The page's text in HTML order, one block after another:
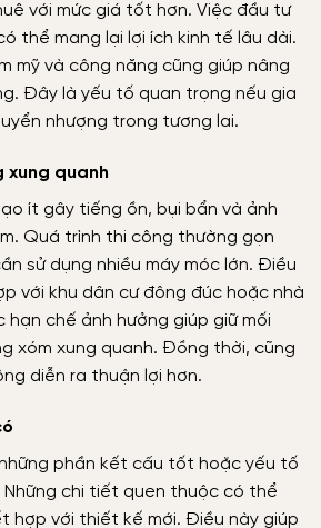
với mức giá tốt hơn. Việc đầu tư
thể mang lại lợi ích kinh tế lâu dài.
mỹ và công năng cũng giúp nâng
Đây là yếu tố quan trọng nếu gia
nhượng trong tương lai.
xung quanh
ít gây tiếng ồn, bụi bẩn và ảnh
Quá trình thi công thường gọn
sử dụng nhiều máy móc lớn. Điều
với khu dân cư đông đúc hoặc nhà
hạn chế ảnh hưởng giúp giữ mối
xóm xung quanh. Đồng thời, cũng
diễn ra thuận lợi hơn.
phần kết cấu tốt hoặc yếu tố
Những chi tiết quen thuộc có thể
hợp với thiết kế mới. Điều này giúp